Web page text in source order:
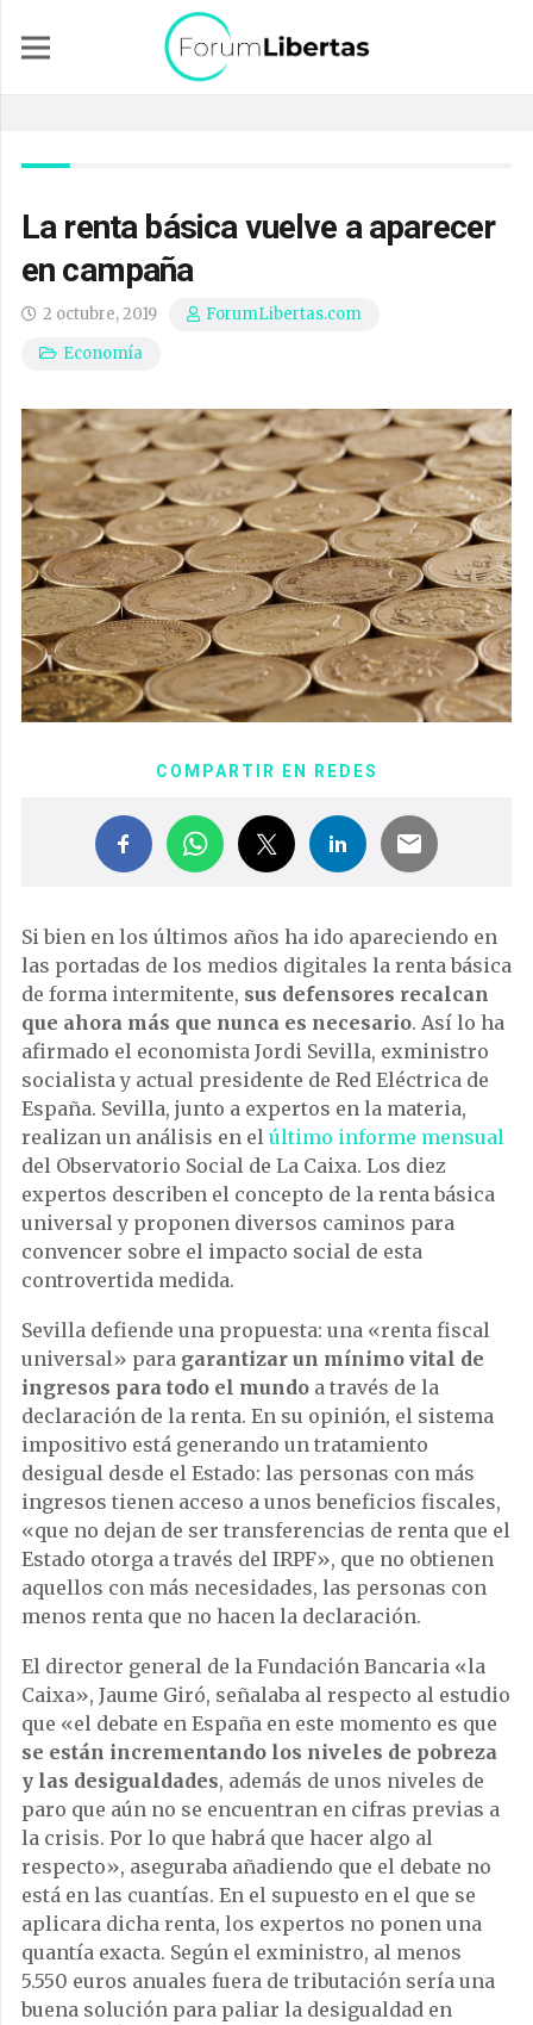
La renta básica vuelve a aparecer
en campaña
2 octubre, 2019
ForumLibertas.com
Economía
COMPARTIR EN REDES
Si bien en los últimos años ha ido apareciendo en
las portadas de los medios digitales la renta básica
de forma intermitente, sus defensores recalcan
que ahora más que nunca es necesario. Así lo ha
afirmado el economista Jordi Sevilla, exministro
socialista y actual presidente de Red Eléctrica de
España. Sevilla, junto a expertos en la materia,
realizan un análisis en el último informe mensual
del Observatorio Social de La Caixa. Los diez
expertos describen el concepto de la renta básica
universal y proponen diversos caminos para
convencer sobre el impacto social de esta
controvertida medida.
Sevilla defiende una propuesta: una «renta fiscal
universal» para garantizar un mínimo vital de
ingresos para todo el mundo a través de la
declaración de la renta. En su opinión, el sistema
impositivo está generando un tratamiento
desigual desde el Estado: las personas con más
ingresos tienen acceso a unos beneficios fiscales,
«que no dejan de ser transferencias de renta que el
Estado otorga a través del IRPF», que no obtienen
aquellos con más necesidades, las personas con
menos renta que no hacen la declaración.
El director general de la Fundación Bancaria «la
Caixa», Jaume Giró, señalaba al respecto al estudio
que «el debate en España en este momento es que
se están incrementando los niveles de pobreza
y las desigualdades, además de unos niveles de
paro que aún no se encuentran en cifras previas a
la crisis. Por lo que habrá que hacer algo al
respecto», aseguraba añadiendo que el debate no
está en las cuantías. En el supuesto en el que se
aplicara dicha renta, los expertos no ponen una
quantía exacta. Según el exministro, al menos
5.550 euros anuales fuera de tributación sería una
buena solución para paliar la desigualdad en